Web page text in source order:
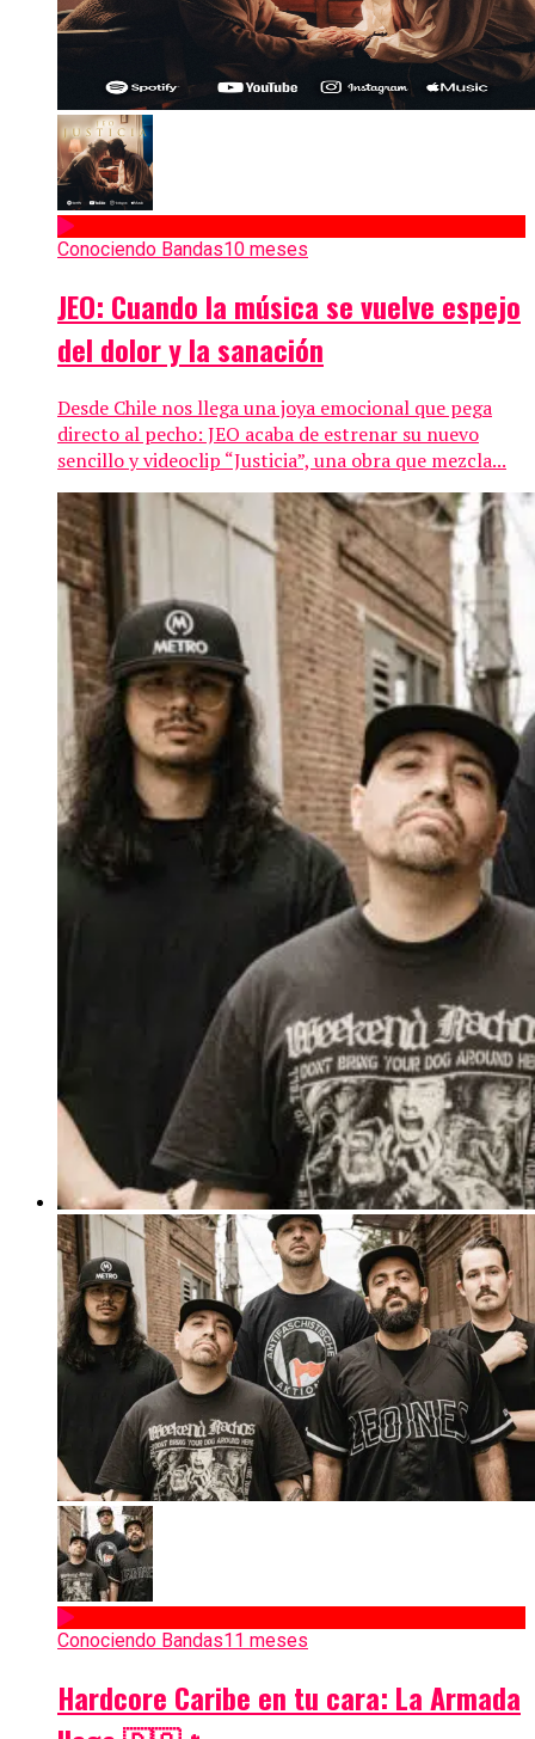
Conociendo Bandas10 meses
JEO: Cuando la música se vuelve espejo
del dolor y la sanación
Desde Chile nos llega una joya emocional que pega
directo al pecho: JEO acaba de estrenar su nuevo
sencillo y videoclip “Justicia”, una obra que mezcla...
Conociendo Bandas11 meses
Hardcore Caribe en tu cara: La Armada